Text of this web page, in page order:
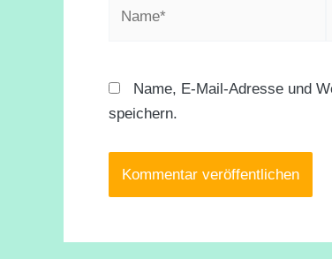
Name, E-Mail-Adresse und
speichern.